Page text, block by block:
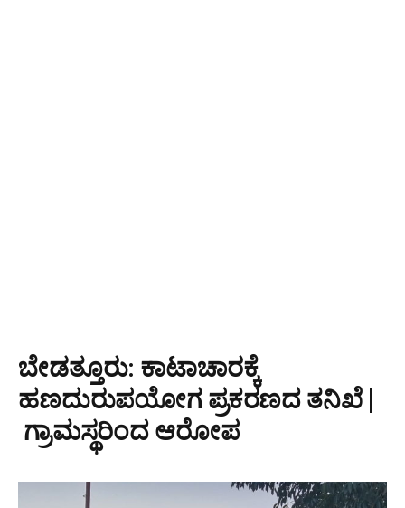
ಬೇಡತ್ತೂರು: ಕಾಟಾಚಾರಕ್ಕೆ
ಹಣದುರುಪಯೋಗ ಪ್ರಕರಣದ ತನಿಖೆ |
ಗ್ರಾಮಸ್ಥರಿಂದ ಆರೋಪ